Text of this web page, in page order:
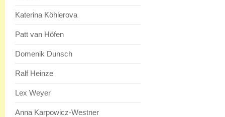
Katerina Köhlerova
Patt van Höfen
Domenik Dunsch
Ralf Heinze
Lex Weyer
Anna Karpowicz-Westner